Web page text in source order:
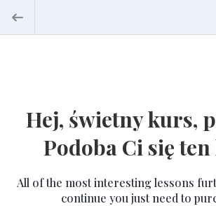
Hej, świetny kurs,
Podoba Ci się
All of the most interesting lessons
continue you just need to